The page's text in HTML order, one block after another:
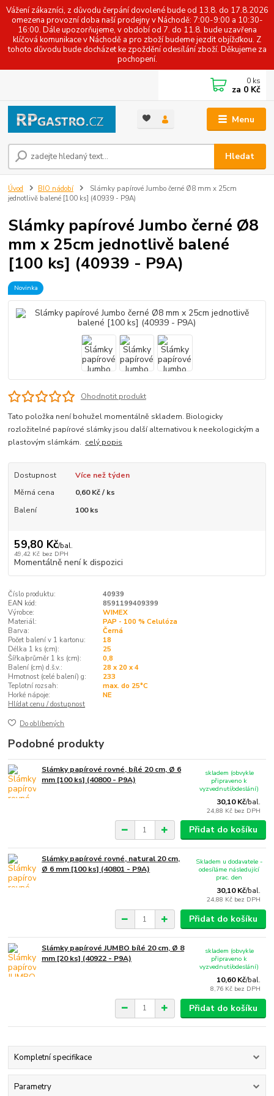
Vážení zákazníci, z důvodu čerpání dovolené bude od 13.8. do 17.8.2026
omezena provozní doba naší prodejny v Náchodě: 7:00-9:00 a 10:30-
16:00. Dále upozorňujeme, v období od 7. do 11.8. bude uzavřena
klíčová komunikace v Náchodě a pro zboží budeme jezdit objížďkou. Z
tohoto důvodu bude docházet ke zpoždění odesílání zboží. Děkujeme za
pochopení.
Menu
Hledat
0 ks
za 0 Kč
Úvod BIO nádobí
Slámky papírové Jumbo černé Ø8 mm x 25cm
jednotlivě balené [100 ks] (40939 - P9A)
Slámky papírové Jumbo černé Ø8
mm x 25cm jednotlivě balené
[100 ks] (40939 - P9A)
Novinka
Ohodnotit produkt
Tato položka není bohužel momentálně skladem. Biologicky
rozložitelné papírové slámky jsou další alternativou k neekologickým a
plastovým slámkám. celý popis
Dostupnost
Více než týden
Měrná cena
0,60 Kč / ks
Balení
100 ks
59,80 Kč/bal.
49,42 Kč bez DPH
Momentálně není k dispozici
Číslo produktu:
40939
EAN kód:
8591199409399
Výrobce:
WIMEX
Materiál:
PAP - 100 % Celulóza
Barva:
Černá
Počet balení v 1 kartonu:
18
Délka 1 ks (cm):
25
Šířka/průměr 1 ks (cm):
0,8
Balení (cm) d.š.v.:
28 x 20 x 4
Hmotnost (celé balení) g:
233
Teplotní rozsah:
max. do 25°C
Horké nápoje:
NE
Hlídat cenu / dostupnost
Do oblíbených
Podobné produkty
Slámky papírové rovné, bílé 20 cm, Ø 6
mm [100 ks] (40800 - P9A)
30,10 Kč/bal.
24,88 Kč bez DPH
skladem (obvykle
připraveno k
vyzvednutí/odeslání)
Přidat do košíku
Slámky papírové rovné, natural 20 cm,
Ø 6 mm [100 ks] (40801 - P9A)
30,10 Kč/bal.
24,88 Kč bez DPH
Skladem u dodavatele -
odesíláme následující
prac. den
Přidat do košíku
Slámky papírové JUMBO bílé 20 cm, Ø 8
mm [20 ks] (40922 - P9A)
10,60 Kč/bal.
8,76 Kč bez DPH
skladem (obvykle
připraveno k
vyzvednutí/odeslání)
Přidat do košíku
Kompletní specifikace
Parametry